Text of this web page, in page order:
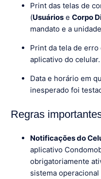
Print das telas de
(Usuários eCorpo
mandato e a
Print da tela de erro
aplicativo do celular.
Data e horário em
inesperado foi
Regras
Notificações do
aplicativo
obrigatoriamente
sistema